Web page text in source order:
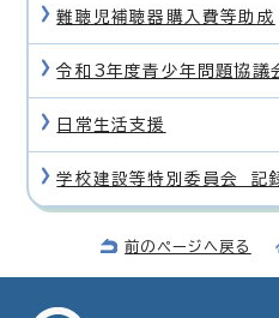
難聴児補聴器購入費等助成
令和3年度青少年問題協議
日常生活支援
学校建設等特別委員会 記
前のページへ戻る